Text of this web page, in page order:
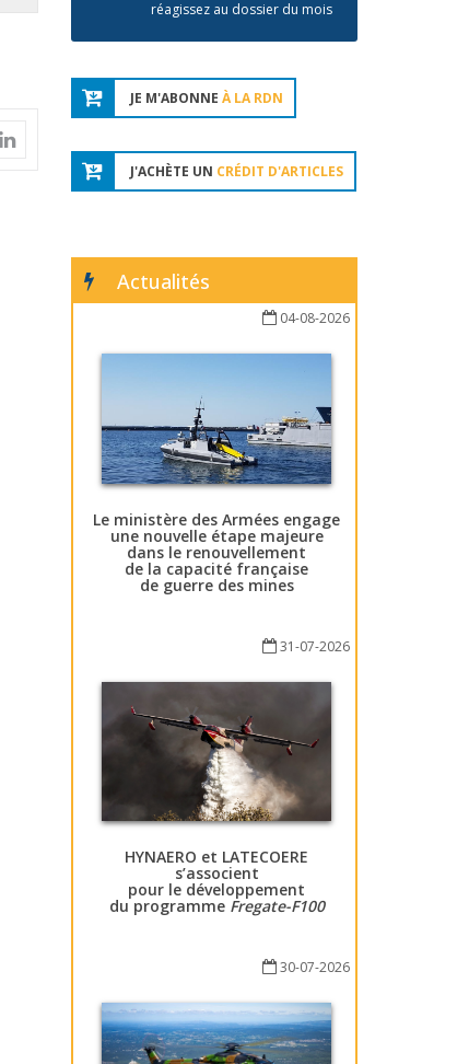
réagissez au dossier du mois
JE M'ABONNE À LA RDN
J'ACHÈTE UN CRÉDIT D'ARTICLES
Actualités
04-08-2026
Le ministère des Armées engage
une nouvelle étape majeure
dans le renouvellement
de la capacité française
de guerre des mines
31-07-2026
HYNAERO et LATECOERE
s’associent
pour le développement
du programme Fregate-F100
30-07-2026